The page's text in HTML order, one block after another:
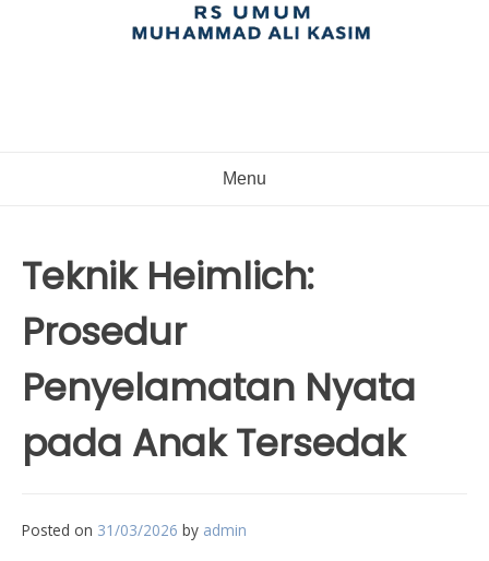
Menu
Teknik Heimlich:
Prosedur
Penyelamatan Nyata
pada Anak Tersedak
Posted on 31/03/2026 by admin